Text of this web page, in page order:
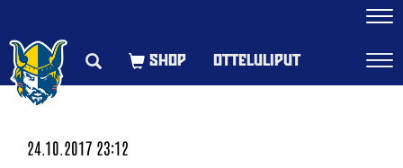
OTTELULIPUT
24.10.2017 23:12